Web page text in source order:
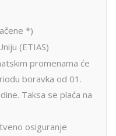
*)
(ETIAS)
promenama će
boravka od 01.
Taksa se plaća na
osiguranje